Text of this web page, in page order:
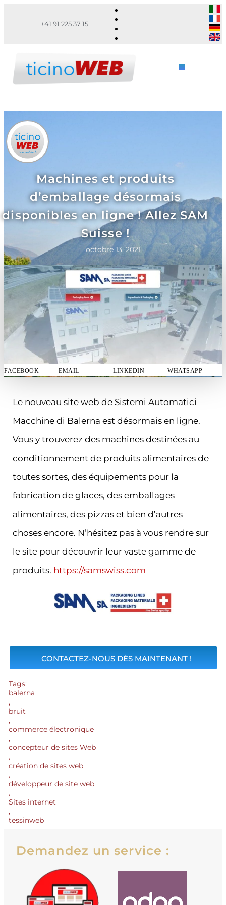
+41 91 225 37 15
Machines et produits
d’emballage désormais
disponibles en ligne ! Allez SAM
Suisse !
octobre 13, 2021
FACEBOOK EMAIL LINKEDIN WHATSAPP
Le nouveau site web de Sistemi Automatici
Macchine di Balerna est désormais en ligne.
Vous y trouverez des machines destinées au
conditionnement de produits alimentaires de
toutes sortes, des équipements pour la
fabrication de glaces, des emballages
alimentaires, des pizzas et bien d’autres
choses encore. N’hésitez pas à vous rendre sur
le site pour découvrir leur vaste gamme de
produits. https://samswiss.com
CONTACTEZ-NOUS DÈS MAINTENANT !
Tags:
balerna
,
bruit
,
commerce électronique
,
concepteur de sites Web
,
création de sites web
,
développeur de site web
,
Sites internet
,
tessinweb
Demandez un service :